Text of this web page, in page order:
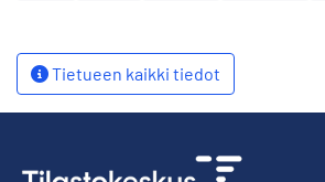
Tietueen kaikki tiedot